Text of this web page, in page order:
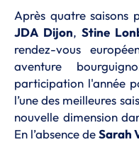
Après quatre saisons
JDA Dijon,Stine
rendez-vous
aventure
participation l'année
l’une des meilleures
nouvelle dimension
En l’absence deSarah